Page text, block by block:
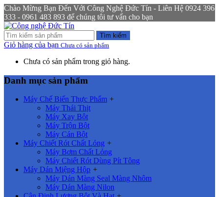
Chào Mừng Bạn Đến Với Công Nghệ Đức Tín - Liên Hệ 0924 396
333 - 0961 483 893 để chúng tôi tư vấn cho bạn
Tìm kiếm
Giỏ hàng của bạn Chưa có sản phẩm
Chưa có sản phẩm trong giỏ hàng.
Danh mục sản phẩm
Máy Chế Biến Thực Phẩm +
Máy Thái Thịt
Máy Xay Bột
Máy Trộn Bột
Máy Cán Bột
Máy Chiết Rót Chất Lỏng +
Máy Bơm Chất Lỏng
Máy Chiết Rót Dùng Pít Tông
Máy Dán Miệng Hộp +
Máy Dán Màng Seal Màng Nhôm
Máy Dán Màng Nilon